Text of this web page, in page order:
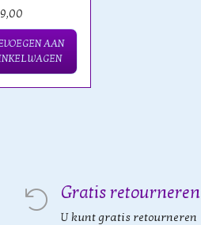
AAN
Gratis retourneren
U kunt gratis retourneren